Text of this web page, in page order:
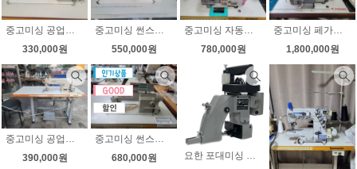
중고미싱 공업용미싱 썬스타 146B 땀수7MM 현수막미싱 청바지미싱 상태좋아요
330,000원
중고미싱 썬스타 자동사절미싱 2520 무소음 속도조절
550,000원
중고미싱 자동사절오버록 공업용오버록 EX타입 니혼오버 상태최상
780,000원
중고미싱 페가수스 EX 니혼오버 인타가능 무소음 자동감속기 부착 상태좋아요
1,800,000원
중고미싱 공업용미싱 부라더736 무소음모터 속도조절 상태좋아요
390,000원
중고미싱 썬스타 235AS 무소음 속도조절 상태좋아요
680,000원
요한 포대미싱 새제품 N 600H 대만제